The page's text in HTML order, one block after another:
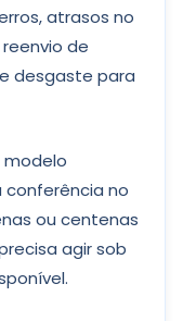
atrasos no
de
desgaste para
modelo
no
ou centenas
agir sob